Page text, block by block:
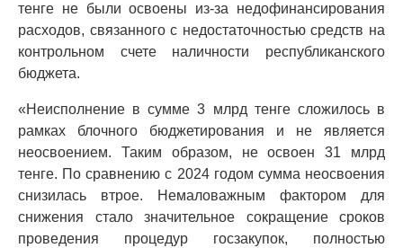
тенге не были освоены из-за недофинансирования
расходов, связанного с недостаточностью средств на
контрольном счете наличности республиканского
бюджета.
«Неисполнение в сумме 3 млрд тенге сложилось в
рамках блочного бюджетирования и не является
неосвоением. Таким образом, не освоен 31 млрд
тенге. По сравнению с 2024 годом сумма неосвоения
снизилась втрое. Немаловажным фактором для
снижения стало значительное сокращение сроков
проведения процедур госзакупок, полностью